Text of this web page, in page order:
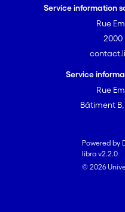
Service information
Rue
2000
Service
Rue
Bâtiment
Powered by
libra v2.2.0
© 2026